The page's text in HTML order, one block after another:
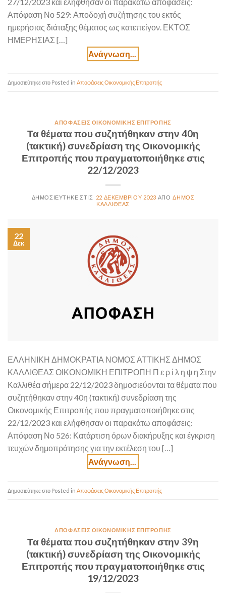
Απόφαση Νο 529: Αποδοχή συζήτησης του εκτός
ημερήσιας διάταξης θέματος ως κατεπείγον. ΕΚΤΟΣ
ΗΜΕΡΗΣΙΑΣ […]
Posted in Αποφάσεις Οικονομικής Επιτροπής
ΑΠΟΦΆΣΕΙΣ ΟΙΚΟΝΟΜΙΚΉΣ ΕΠΙΤΡΟΠΉΣ
Τα θέματα που συζητήθηκαν στην 40η
(τακτική) συνεδρίαση της Οικονομικής
Επιτροπής που πραγματοποιήθηκε στις
22/12/2023
22 ΔΕΚΕΜΒΡΊΟΥ 2023
ΔΉΜΟΣ
ΚΑΛΛΙΘΈΑΣ
22
Δεκ
ΕΛΛΗΝΙΚΗ ΔΗΜΟΚΡΑΤΙΑ ΝΟΜΟΣ ΑΤΤΙΚΗΣ ΔΗΜΟΣ
ΚΑΛΛΙΘΕΑΣ ΟΙΚΟΝΟΜΙΚΗ ΕΠΙΤΡΟΠΗ Π ε ρ ί λ η ψ η Στην
Καλλιθέα σήμερα 22/12/2023 δημοσιεύονται τα θέματα που
συζητήθηκαν στην 40η (τακτική) συνεδρίαση της
Οικονομικής Επιτροπής που πραγματοποιήθηκε στις
22/12/2023 και ελήφθησαν οι παρακάτω αποφάσεις:
Απόφαση Νο 526: Κατάρτιση όρων διακήρυξης και έγκριση
τευχών δημοπράτησης για την εκτέλεση του […]
Posted in Αποφάσεις Οικονομικής Επιτροπής
ΑΠΟΦΆΣΕΙΣ ΟΙΚΟΝΟΜΙΚΉΣ ΕΠΙΤΡΟΠΉΣ
Τα θέματα που συζητήθηκαν στην 39η
(τακτική) συνεδρίαση της Οικονομικής
Επιτροπής που πραγματοποιήθηκε στις
19/12/2023